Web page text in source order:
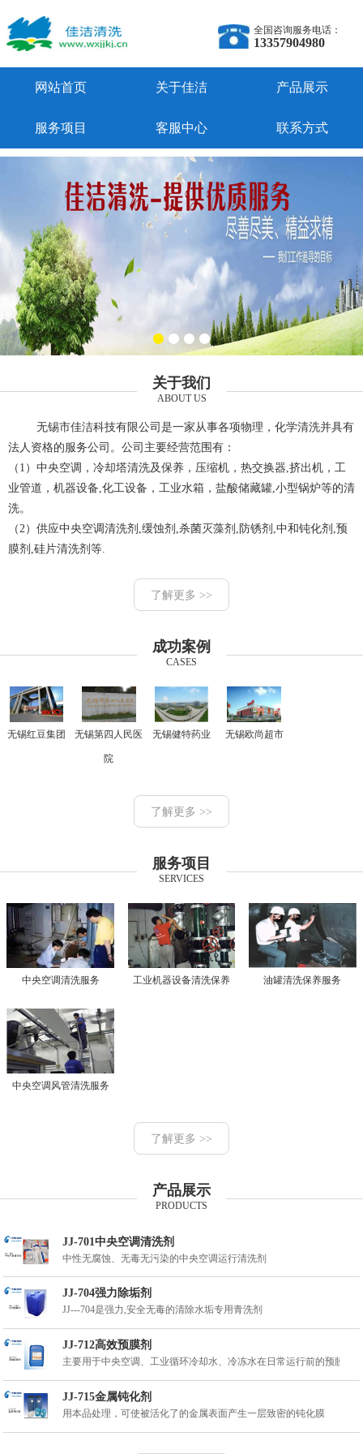
全国咨询服务电话：
13357904980
网站首页 关于佳洁 产品展示
服务项目 客服中心 联系方式
关于我们
ABOUT US
无锡市佳洁科技有限公司是一家从事各项物理，化学清洗并具有
法人资格的服务公司。公司主要经营范围有：
（1）中央空调，冷却塔清洗及保养，压缩机，热交换器,挤出机，工
业管道，机器设备,化工设备，工业水箱，盐酸储藏罐,小型锅炉等的清
洗。
（2）供应中央空调清洗剂,缓蚀剂,杀菌灭藻剂,防锈剂,中和钝化剂,预
膜剂,硅片清洗剂等.
了解更多 >>
成功案例
CASES
无锡红豆集团 无锡第四人民医
院
无锡健特药业 无锡欧尚超市
了解更多 >>
服务项目
SERVICES
中央空调清洗服务 工业机器设备清洗保养 油罐清洗保养服务
中央空调风管清洗服务
了解更多 >>
产品展示
PRODUCTS
JJ-701中央空调清洗剂
中性无腐蚀、无毒无污染的中央空调运行清洗剂
JJ-704强力除垢剂
JJ---704是强力,安全无毒的清除水垢专用青洗剂
JJ-712高效预膜剂
主要用于中央空调、工业循环冷却水、冷冻水在日常运行前的预膜处理
JJ-715金属钝化剂
用本品处理，可使被活化了的金属表面产生一层致密的钝化膜